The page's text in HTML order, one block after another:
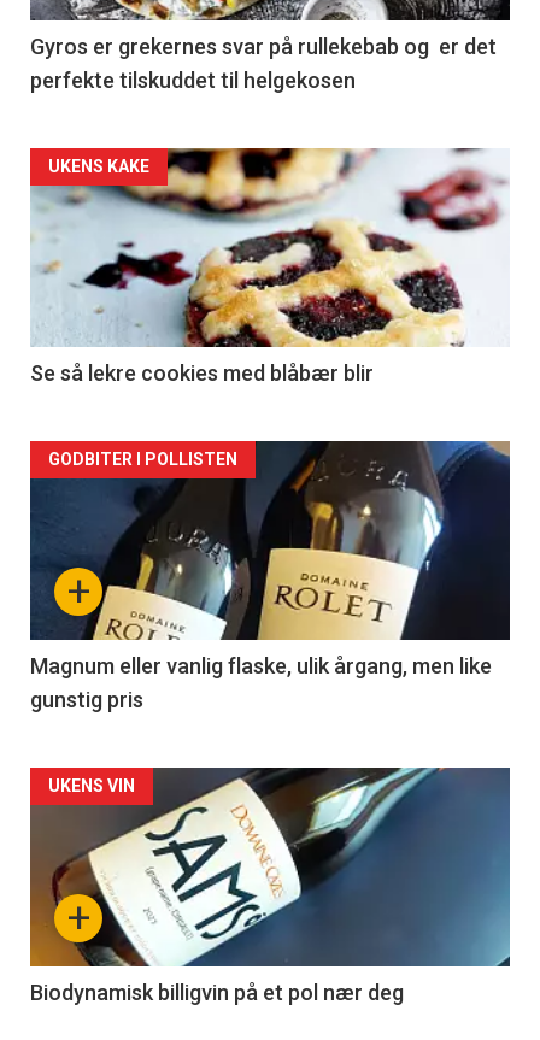
Gyros er grekernes svar på rullekebab og er det
perfekte tilskuddet til helgekosen
Forsiden
akkurat
nå
2
UKENS KAKE
Se så lekre cookies med blåbær blir
Forsiden
akkurat
nå
3
+
GODBITER I POLLISTEN
Magnum eller vanlig flaske, ulik årgang, men like
gunstig pris
Forsiden
akkurat
nå
4
+
UKENS VIN
Biodynamisk billigvin på et pol nær deg